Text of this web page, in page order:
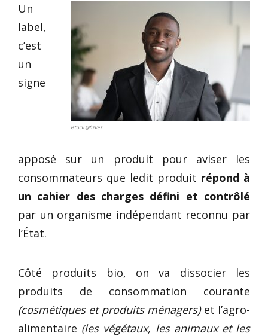
Istock @fizkes
Un
label,
c’est
un
signe
apposé sur un produit pour aviser les
consommateurs que ledit produit répond à
un cahier des charges défini et contrôlé
par un organisme indépendant reconnu par
l’État.
Côté produits bio, on va dissocier les
produits de consommation courante
(cosmétiques et produits ménagers)et l’agro-
alimentaire (les végétaux, les animaux et les